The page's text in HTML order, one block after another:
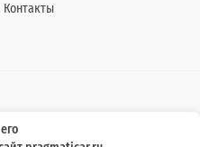
Контакты
составе комплектаций, цветовой
акциях, сроках и условиях